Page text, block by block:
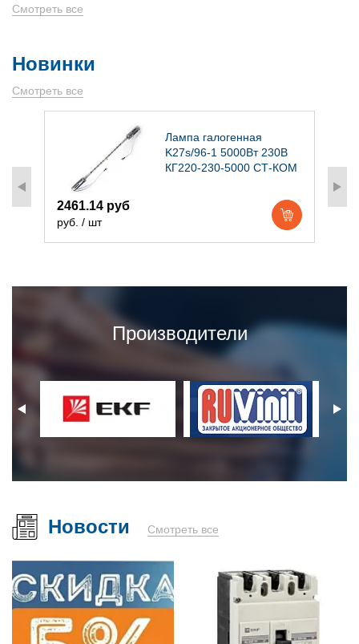
Смотреть все
Новинки
Смотреть все
Лампа галогенная
K27s/96-1 5000Вт 230В
КГ220-230-5000 СТ-КОМ
2461.14 руб
руб. / шт
Производители
Новости Смотреть все